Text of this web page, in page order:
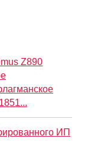
Z890
ИП